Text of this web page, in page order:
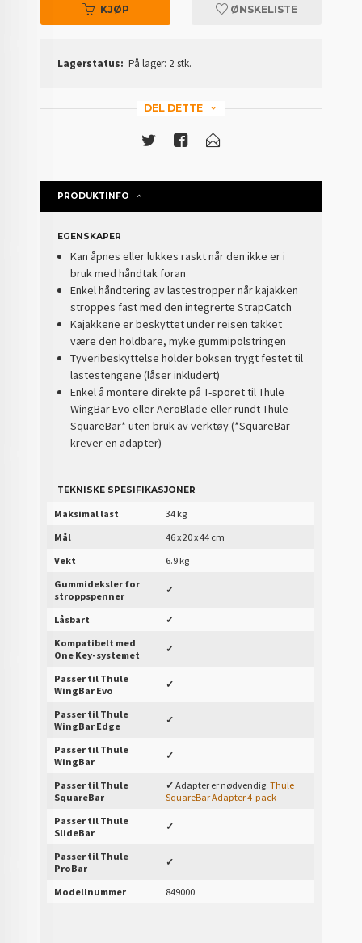
KJØP ØNSKELISTE
Lagerstatus: På lager: 2 stk.
DEL DETTE
PRODUKTINFO
EGENSKAPER
Kan åpnes eller lukkes raskt når den ikke er i
bruk med håndtak foran
Enkel håndtering av lastestropper når kajakken
stroppes fast med den integrerte StrapCatch
Kajakkene er beskyttet under reisen takket
være den holdbare, myke gummipolstringen
Tyveribeskyttelse holder boksen trygt festet til
lastestengene (låser inkludert)
Enkel å montere direkte på T-sporet til Thule
WingBar Evo eller AeroBlade eller rundt Thule
SquareBar* uten bruk av verktøy (*SquareBar
krever en adapter)
TEKNISKE SPESIFIKASJONER
Maksimal last
34 kg
Mål
46 x 20 x 44 cm
Vekt
6.9 kg
Gummideksler for
stroppspenner
✓
Låsbart
✓
Kompatibelt med
One Key-systemet
✓
Passer til Thule
WingBar Evo
✓
Passer til Thule
WingBar Edge
✓
Passer til Thule
WingBar
✓
Passer til Thule
SquareBar
✓ Adapter er nødvendig:Thule
SquareBar Adapter 4-pack
Passer til Thule
SlideBar
✓
Passer til Thule
ProBar
✓
Modellnummer 849000